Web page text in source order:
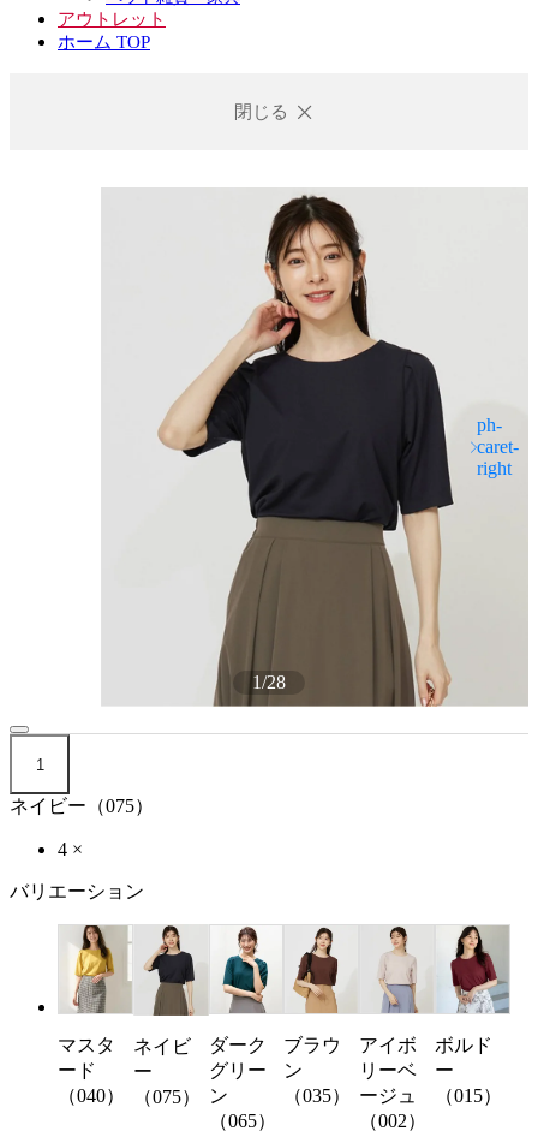
アウトレット
ホーム TOP
閉じる
1/28
1
ネイビー（075）
4 ×
バリエーション
マスタ
ード
（040）
ネイビ
ー
（075）
ダーク
グリー
ン
（065）
ブラウ
ン
（035）
アイボ
リーベ
ージュ
（002）
ボルド
ー
（015）